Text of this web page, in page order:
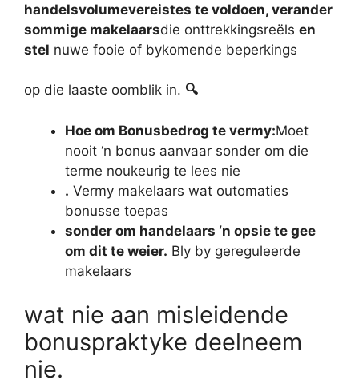
handelsvolumevereistes te voldoen, verander
sommige makelaarsdie onttrekkingsreëls en
stel nuwe fooie of bykomende beperkings
op die laaste oomblik in. 🔍
Hoe om Bonusbedrog te vermy:Moet
nooit ‘n bonus aanvaar sonder om die
terme noukeurig te lees nie
. Vermy makelaars wat outomaties
bonusse toepas
sonder om handelaars ‘n opsie te gee
om dit te weier. Bly by gereguleerde
makelaars
wat nie aan misleidende
bonuspraktyke deelneem
nie.